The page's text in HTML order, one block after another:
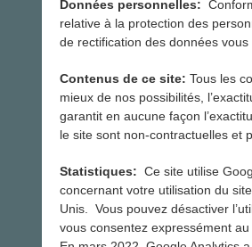
Données personnelles:
relative à la protection des
de rectification des données vous
Contenus de ce site: Tous les
mieux de nos possibilités,
garantit en aucune façon
le site sont non-contractuelles et
Statistiques: Ce site utilise
concernant votre utilisation du
Unis. Vous pouvez désactiver
vous consentez expressément